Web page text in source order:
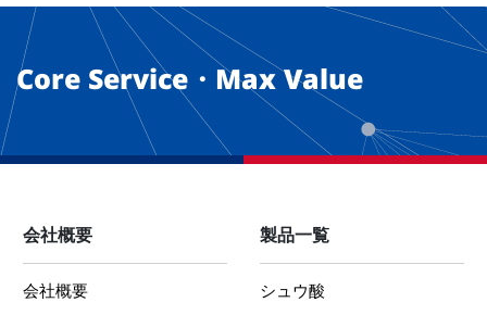
Core Service・Max Value
会社概要
会社概要
製品一覧
シュウ酸